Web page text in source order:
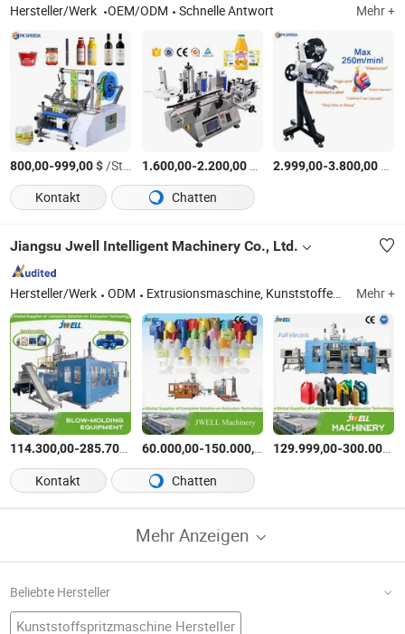
Hersteller/Werk OEM/ODM Schnelle Antwort Mehr +
800,00-999,00$/Stück 1.600,00-2.200,00$ /Stück
2.999,00-3.800,00
/
Kontakt
Chatten
Jiangsu Jwell Intelligent Machinery Co., Ltd.
Hersteller/Werk ODM Extrusionsmaschine, Kunststoffextruder, Blasformlinie Mehr +
114.300,00-285.700,00 $/Stück
60.000,00-150.000,00 $/Satz
129.999,00-300.000,00
Kontakt Chatten
Mehr Anzeigen
Beliebte Hersteller
Kunststoffspritzmaschine Hersteller